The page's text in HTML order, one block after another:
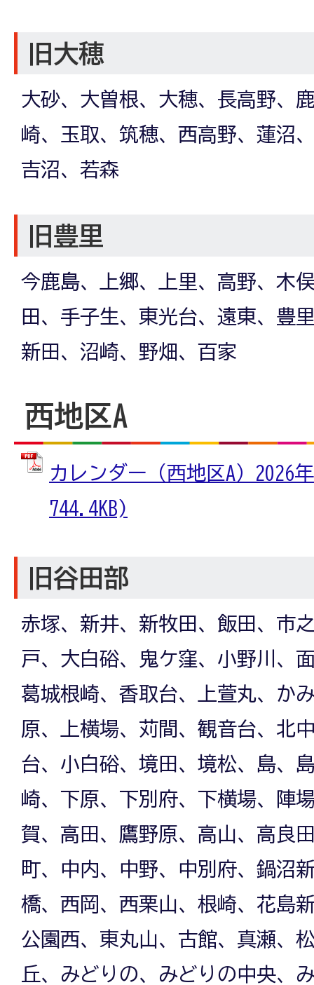
旧大穂
大砂、大曽根、大穂、長高野、
崎、玉取、筑穂、西高野、蓮沼
吉沼、若森
旧豊里
今鹿島、上郷、上里、高野、木
田、手子生、東光台、遠東、豊
新田、沼崎、野畑、百家
西地区A
カレンダー（西地区A）2026
744.4KB)
旧谷田部
赤塚、新井、新牧田、飯田、市
戸、大白硲、鬼ケ窪、小野川、
葛城根崎、香取台、上萱丸、か
原、上横場、苅間、観音台、北
台、小白硲、境田、境松、島、
崎、下原、下別府、下横場、陣
賀、高田、鷹野原、高山、高良
町、中内、中野、中別府、鍋沼
橋、西岡、西栗山、根崎、花島
公園西、東丸山、古館、真瀬、
丘、みどりの、みどりの中央、